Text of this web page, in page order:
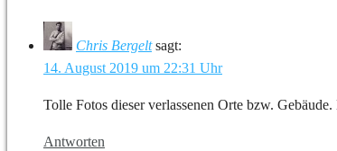
Chris Bergelt sagt:
14. August 2019 um 22:31 Uhr
Tolle Fotos dieser verlassenen Orte bzw.
Antworten